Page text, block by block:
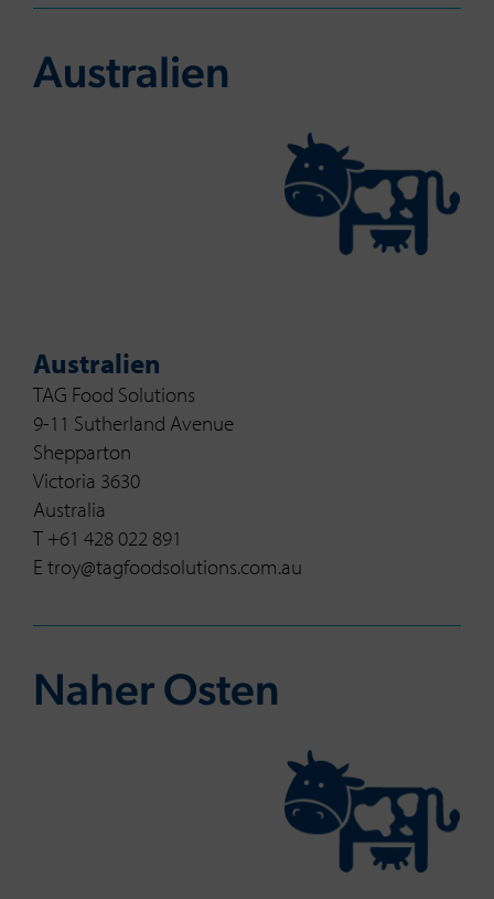
Aus­tra­li­en
Australien
TAG Food Solutions
9-11 Sutherland Avenue
Shepparton
Victoria 3630
Australia
T +61 428 022 891
E troy@tagfoodsolutions.com.au
Naher Osten